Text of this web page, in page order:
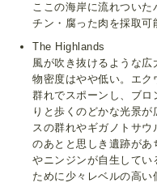
ここの海岸に流れつい
チン・腐った肉を採取可
The Highlands
風が吹き抜けるような
物密度はやや低い。エ
群れでスポーンし、ブ
りと歩くのどかな光景
スの群れやギガノトサ
のあとと思しき遺跡が
やニンジンが自生して
ために少々レベルの高